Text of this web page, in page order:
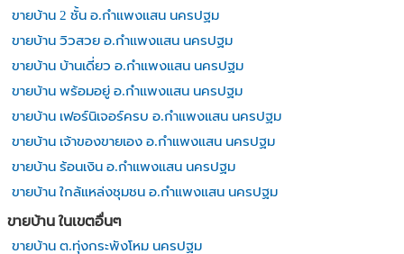
ขายบ้าน 2 ชั้น อ.กำแพงแสน นครปฐม
ขายบ้าน วิวสวย อ.กำแพงแสน นครปฐม
ขายบ้าน บ้านเดี่ยว อ.กำแพงแสน นครปฐม
ขายบ้าน พร้อมอยู่ อ.กำแพงแสน นครปฐม
ขายบ้าน เฟอร์นิเจอร์ครบ อ.กำแพงแสน นครปฐม
ขายบ้าน เจ้าของขายเอง อ.กำแพงแสน นครปฐม
ขายบ้าน ร้อนเงิน อ.กำแพงแสน นครปฐม
ขายบ้าน ใกล้แหล่งชุมชน อ.กำแพงแสน นครปฐม
ขายบ้าน ในเขตอื่นๆ
ขายบ้าน ต.ทุ่งกระพังโหม นครปฐม